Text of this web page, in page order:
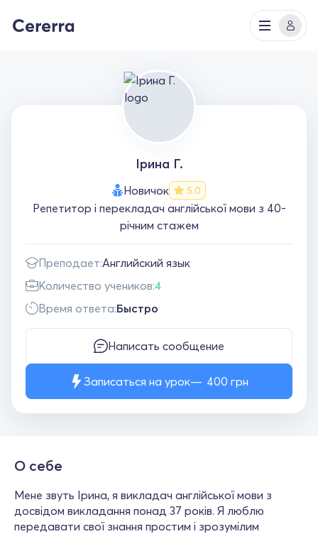
Ірина Г.
Новичок 5.0
Репетитор і перекладач англійської мови з 40-
річним стажем
Преподает:Английский язык
Количество учеников:4
Время ответа:Быстро
Написать сообщение
Записаться на урок 400 грн
О себе
Мене звуть Ірина, я викладач англійської мови з
досвідом викладання понад 37 років. Я люблю
передавати свої знання простим і зрозумілим